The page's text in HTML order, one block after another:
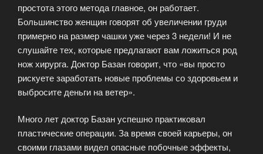
простота этого метода главное, он работает.
Большинство женщин говорят об увеличении груди
примерно на размер чашки уже через 3 недели! И не
слушайте тех, которые предлагают вам ложиться род
нож хирурга. Доктор Базан говорит, что «вы просто
рискуете заработать новые проблемы со здоровьем и
выбросите деньги на ветер».
Много лет доктор Базан успешно практиковал
пластические операции. За время своей карьеры, он
своими глазами видел опасные побочные эффекты,